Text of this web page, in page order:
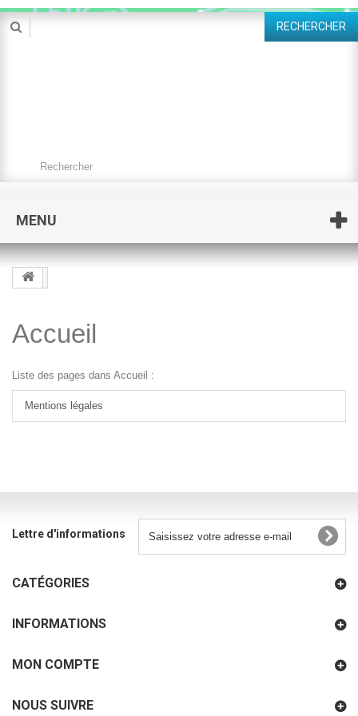
RECHERCHER
MENU
Accueil
Liste des pages dans Accueil :
Mentions légales
Lettre d'informations
CATÉGORIES
INFORMATIONS
MON COMPTE
NOUS SUIVRE